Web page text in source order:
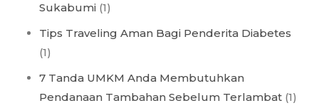
Sukabumi (1)
Tips Traveling Aman Bagi Penderita Diabetes
(1)
7 Tanda UMKM Anda Membutuhkan
Pendanaan Tambahan Sebelum Terlambat (1)